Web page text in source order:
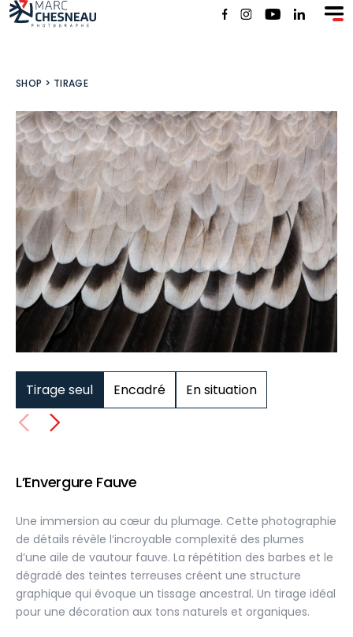
SHOP > TIRAGE
Tirage seul Encadré En situation
L’Envergure Fauve
Une immersion au cœur du plumage. Cette photographie
de détails révèle l’incroyable complexité des plumes
d’une aile de vautour fauve. La répétition des barbes et le
dégradé des teintes terreuses créent une structure
graphique qui évoque un tissage ancestral. Un tirage idéal
pour une décoration aux tons naturels et organiques.